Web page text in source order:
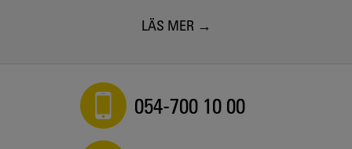
LÄS MER
054-700 10 00